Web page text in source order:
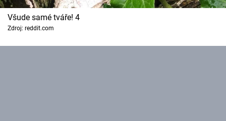
Všude samé tváře! 4
Zdroj: reddit.com